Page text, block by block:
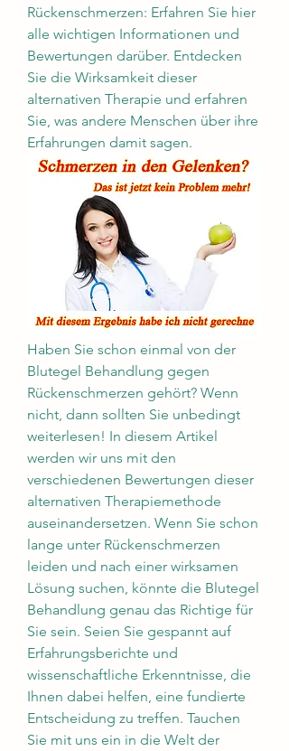
Rückenschmerzen: Erfahren Sie hier
alle wichtigen Informationen und
Bewertungen darüber. Entdecken
Sie die Wirksamkeit dieser
alternativen Therapie und erfahren
Sie, was andere Menschen über ihre
Erfahrungen damit sagen.
Haben Sie schon einmal von der
Blutegel Behandlung gegen
Rückenschmerzen gehört? Wenn
nicht, dann sollten Sie unbedingt
weiterlesen! In diesem Artikel
werden wir uns mit den
verschiedenen Bewertungen dieser
alternativen Therapiemethode
auseinandersetzen. Wenn Sie schon
lange unter Rückenschmerzen
leiden und nach einer wirksamen
Lösung suchen, könnte die Blutegel
Behandlung genau das Richtige für
Sie sein. Seien Sie gespannt auf
Erfahrungsberichte und
wissenschaftliche Erkenntnisse, die
Ihnen dabei helfen, eine fundierte
Entscheidung zu treffen. Tauchen
Sie mit uns ein in die Welt der